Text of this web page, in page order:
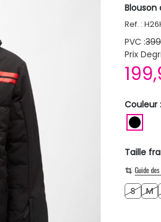
Blouson
Ref. :
PVC :
Prix
Couleur :
Taille
Guide
SS MM